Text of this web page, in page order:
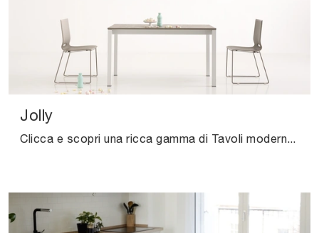
Jolly
Clicca e scopri una ricca gamma di Tavoli moderni allungabili da cucina! Il modello Jolly di Pointhouse ti sta aspettando.